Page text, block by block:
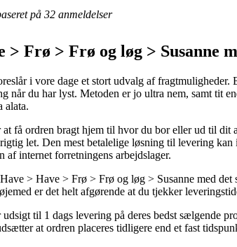
på 32 anmeldelser
> Frø > Frø og løg > Susanne
i vore dage et stort udvalg af
når du har lyst. Metoden er jo ultra nem, samt tit
alata.
få ordren bragt hjem til hvor du bor eller ud til dit
let. Den mest betalelige løsning til levering
af internet forretningens arbejdslager.
> Have > Frø > Frø og løg > Susanne med
er det helt afgørende at du tjekker
til 1 dags levering på deres bedst sælgende
at ordren placeres tidligere end et fast